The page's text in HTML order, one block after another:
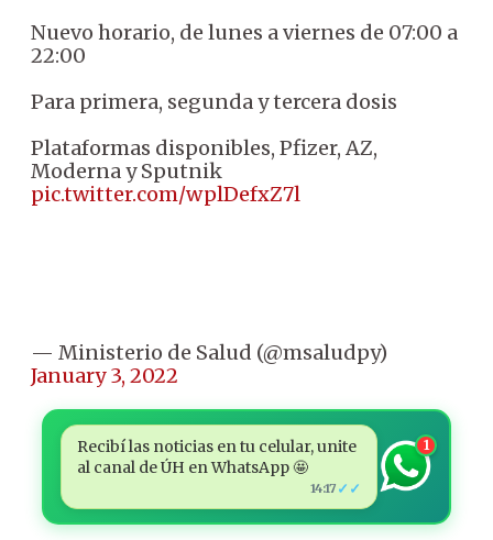
Nuevo horario, de lunes a viernes de 07:00 a
22:00
Para primera, segunda y tercera dosis
Plataformas disponibles, Pfizer, AZ,
Moderna y Sputnik
pic.twitter.com/wplDefxZ7l
— Ministerio de Salud (@msaludpy)
January 3, 2022
Recibí las noticias en tu celular, unite
al canal de ÚH en WhatsApp 🤩
14:17 ✓✓
1